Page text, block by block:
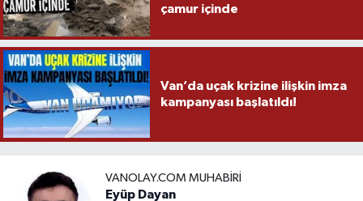
çamur içinde
Van’da uçak krizine ilişkin imza
kampanyası başlatıldı!
VANOLAY.COM MUHABIRI
Eyüp Dayan